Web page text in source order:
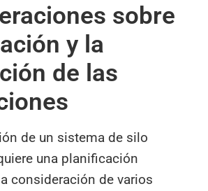
sobre
y la
de las
de un sistema de silo
una planificación
consideración de varios